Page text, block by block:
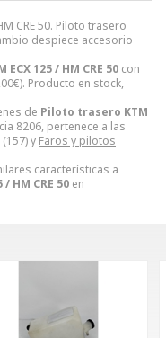
CRE 50. Piloto trasero
despiece accesorio
125 / HM CRE 50 con
€). Producto en stock,
de Piloto trasero KTM
8206, pertenece a las
(157) y Faros y pilotos
características a
HM CRE 50 en